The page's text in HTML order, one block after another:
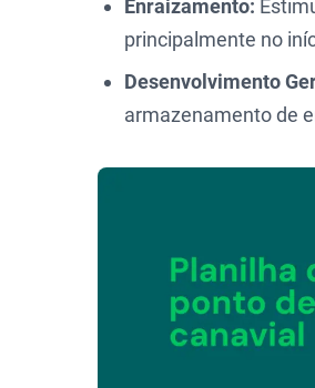
Enraizamento:
principalmente no
Desenvolvimento
armazenamento de